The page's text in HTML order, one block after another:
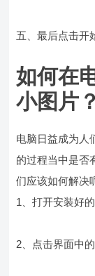
五、最后点击开
如何在
小图片？
电脑日益成为人
的过程当中是否
们应该如何解决
1、打开安装好
2、点击界面中的